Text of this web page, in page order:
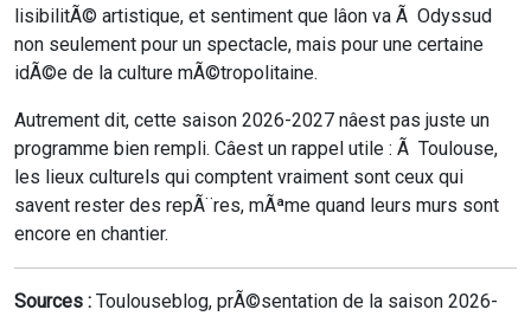
lisibilitÃ© artistique, et sentiment que lâon va Ã Odyssud
non seulement pour un spectacle, mais pour une certaine
idÃ©e de la culture mÃ©tropolitaine.
Autrement dit, cette saison 2026-2027 nâest pas juste un
programme bien rempli. Câest un rappel utile : Ã Toulouse,
les lieux culturels qui comptent vraiment sont ceux qui
savent rester des repÃ¨res, mÃªme quand leurs murs sont
encore en chantier.
Sources : Toulouseblog, prÃ©sentation de la saison 2026-